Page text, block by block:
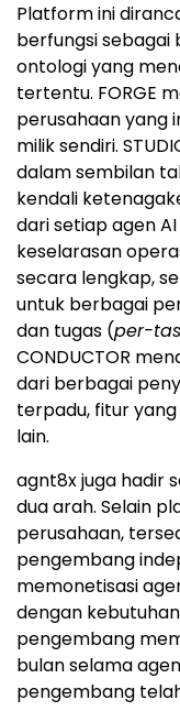
Platform ini
berfungsi sebagai
ontologi yang
tertentu. FORGE
perusahaan yang
milik sendiri.
dalam sembilan
kendali
dari setiap agen
keselarasan
secara lengkap,
untuk berbagai
dan tugas (per-
CONDUCTOR
dari berbagai
terpadu, fitur
lain.
agnt8x juga hadir
dua arah. Selain
perusahaan,
pengembang
memonetisasi
dengan
pengembang
bulan selama
pengembang